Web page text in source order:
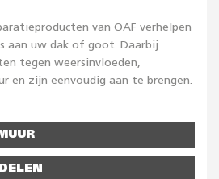
van OAF verhelpen
aan uw dak of goot. Daarbij
tegen weersinvloeden,
en zijn eenvoudig aan te brengen.